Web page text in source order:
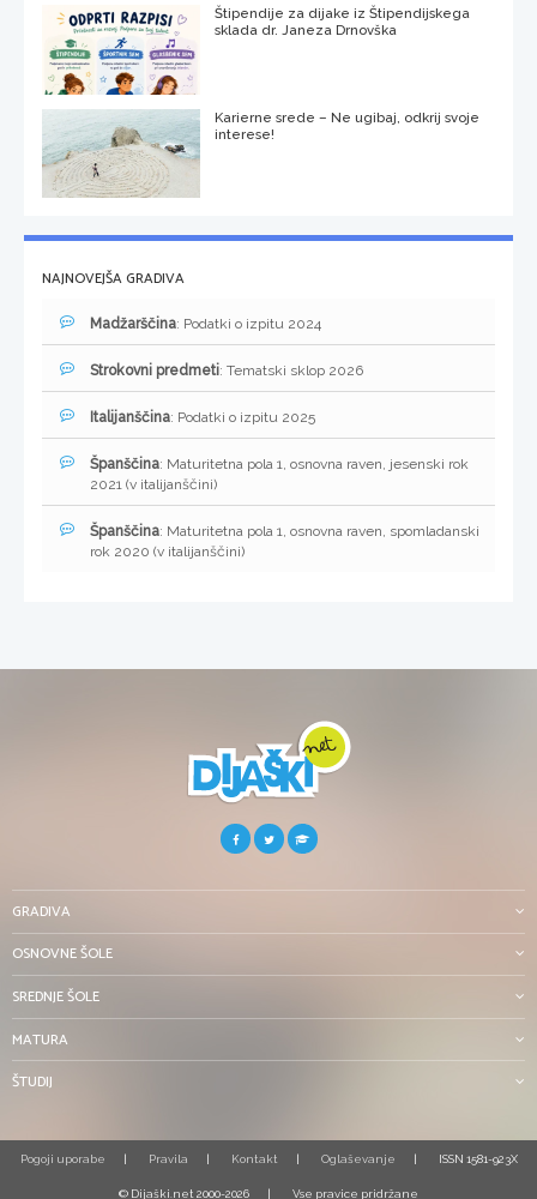
Štipendije za dijake iz Štipendijskega
sklada dr. Janeza Drnovška
Karierne srede – Ne ugibaj, odkrij svoje
interese!
NAJNOVEJŠA GRADIVA
Madžarščina: Podatki o izpitu 2024
Strokovni predmeti: Tematski sklop 2026
Italijanščina: Podatki o izpitu 2025
Španščina: Maturitetna pola 1, osnovna raven, jesenski rok
2021 (v italijanščini)
Španščina: Maturitetna pola 1, osnovna raven, spomladanski
rok 2020 (v italijanščini)
GRADIVA
OSNOVNE ŠOLE
SREDNJE ŠOLE
MATURA
ŠTUDIJ
Pogoji uporabe Pravila Kontakt Oglaševanje ISSN 1581-923X
© Dijaški.net 2000-2026 Vse pravice pridržane